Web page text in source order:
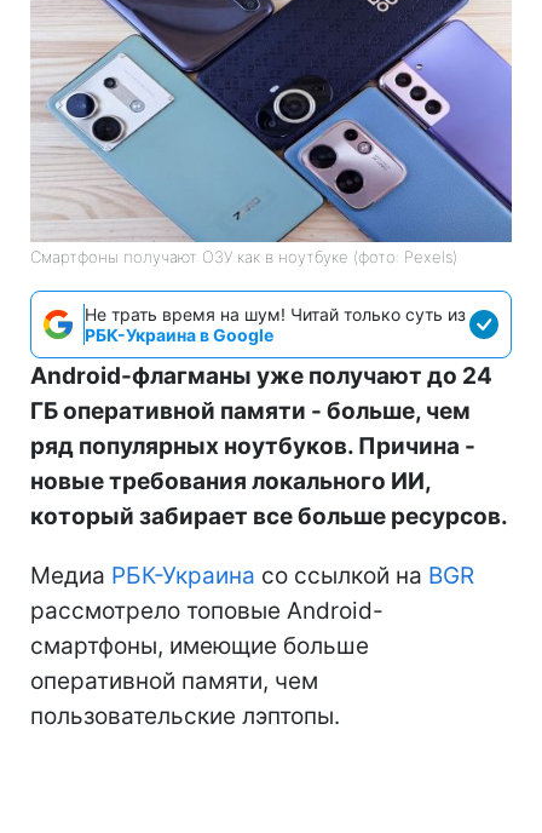
Смартфоны получают ОЗУ как в ноутбуке (фото: Pexels)
Не трать время на шум! Читай только суть из
РБК-Украина в Google
Android-флагманы уже получают до 24
ГБ оперативной памяти - больше, чем
ряд популярных ноутбуков. Причина -
новые требования локального ИИ,
который забирает все больше ресурсов.
Медиа РБК-Украина со ссылкой на BGR
рассмотрело топовые Android-
смартфоны, имеющие больше
оперативной памяти, чем
пользовательские лэптопы.